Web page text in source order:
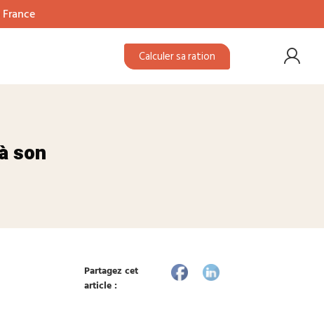
Calculer sa ration
son
Partagez cet
article :